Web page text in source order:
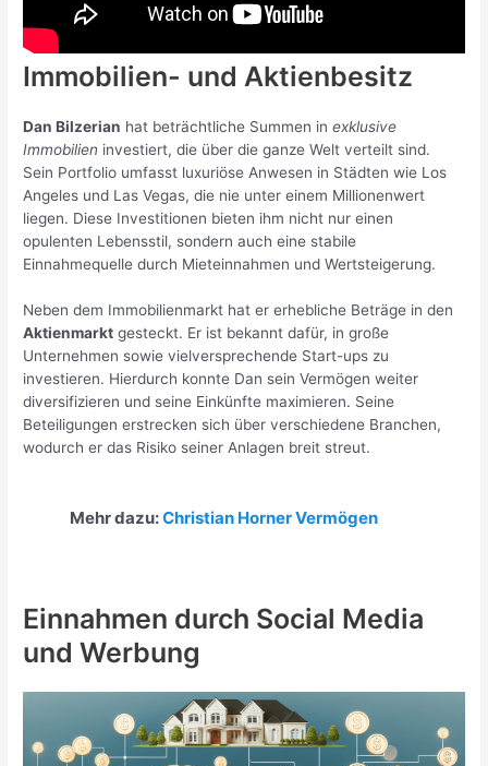
Immobilien- und Aktienbesitz
Dan Bilzerian hat beträchtliche Summen inexklusive
Immobilien investiert, die über die ganze Welt verteilt sind.
Sein Portfolio umfasst luxuriöse Anwesen in Städten wie Los
Angeles und Las Vegas, die nie unter einem Millionenwert
liegen. Diese Investitionen bieten ihm nicht nur einen
opulenten Lebensstil, sondern auch eine stabile
Einnahmequelle durch Mieteinnahmen und Wertsteigerung.
Neben dem Immobilienmarkt hat er erhebliche Beträge in den
Aktienmarkt gesteckt. Er ist bekannt dafür, in große
Unternehmen sowie vielversprechende Start-ups zu
investieren. Hierdurch konnte Dan sein Vermögen weiter
diversifizieren und seine Einkünfte maximieren. Seine
Beteiligungen erstrecken sich über verschiedene Branchen,
wodurch er das Risiko seiner Anlagen breit streut.
Mehr dazu:Christian Horner Vermögen
Einnahmen durch Social Media
und Werbung